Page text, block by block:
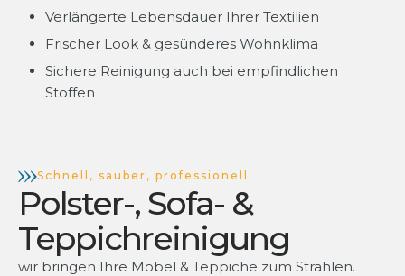
Verlängerte Lebensdauer Ihrer Textilien
Frischer Look & gesünderes Wohnklima
Sichere Reinigung auch bei empfindlichen
Stoffen
Schnell, sauber, professionell.
Polster-, Sofa- &
Teppichreinigung
wir bringen Ihre Möbel & Teppiche zum Strahlen.